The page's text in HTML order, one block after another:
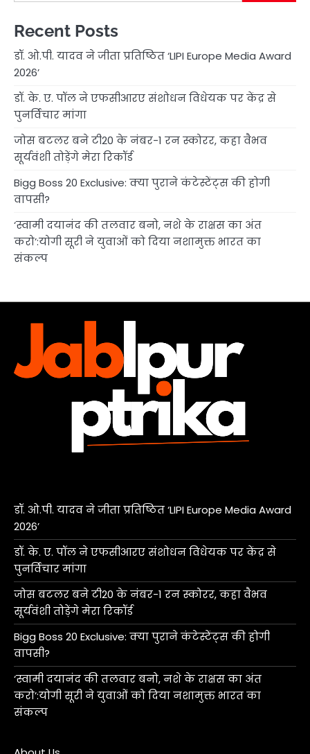
Recent Posts
डॉ. ओ.पी. यादव ने जीता प्रतिष्ठित ‘LIPI Europe Media Award
2026’
डॉ. के. ए. पॉल ने एफसीआरए संशोधन विधेयक पर केंद्र से
पुनर्विचार मांगा
जोस बटलर बने टी20 के नंबर-1 रन स्कोरर, कहा वैभव
सूर्यवंशी तोड़ेंगे मेरा रिकॉर्ड
Bigg Boss 20 Exclusive: क्या पुराने कंटेस्टेंट्स की होगी
वापसी?
‘स्वामी दयानंद की तलवार बनो, नशे के राक्षस का अंत
करो’:योगी सूरी ने युवाओं को दिया नशामुक्त भारत का
संकल्प
डॉ. ओ.पी. यादव ने जीता प्रतिष्ठित ‘LIPI Europe Media Award
2026’
डॉ. के. ए. पॉल ने एफसीआरए संशोधन विधेयक पर केंद्र से
पुनर्विचार मांगा
जोस बटलर बने टी20 के नंबर-1 रन स्कोरर, कहा वैभव
सूर्यवंशी तोड़ेंगे मेरा रिकॉर्ड
Bigg Boss 20 Exclusive: क्या पुराने कंटेस्टेंट्स की होगी
वापसी?
‘स्वामी दयानंद की तलवार बनो, नशे के राक्षस का अंत
करो’:योगी सूरी ने युवाओं को दिया नशामुक्त भारत का
संकल्प